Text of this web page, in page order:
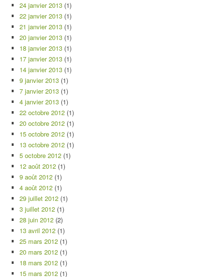
24 janvier 2013 (1)
22 janvier 2013 (1)
21 janvier 2013 (1)
20 janvier 2013 (1)
18 janvier 2013 (1)
17 janvier 2013 (1)
14 janvier 2013 (1)
9 janvier 2013 (1)
7 janvier 2013 (1)
4 janvier 2013 (1)
22 octobre 2012 (1)
20 octobre 2012 (1)
15 octobre 2012 (1)
13 octobre 2012 (1)
5 octobre 2012 (1)
12 août 2012 (1)
9 août 2012 (1)
4 août 2012 (1)
29 juillet 2012 (1)
3 juillet 2012 (1)
28 juin 2012 (2)
13 avril 2012 (1)
25 mars 2012 (1)
20 mars 2012 (1)
18 mars 2012 (1)
15 mars 2012 (1)